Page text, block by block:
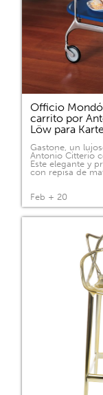
Officio
carrito por
Löw para
Gastone, un
Antonio Citterio
Este elegante y
con repisa de
Feb + 20